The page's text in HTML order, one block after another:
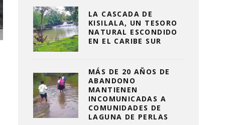
LA CASCADA DE
KISILALA, UN TESORO
NATURAL ESCONDIDO
EN EL CARIBE SUR
MÁS DE 20 AÑOS DE
ABANDONO
MANTIENEN
INCOMUNICADAS A
COMUNIDADES DE
LAGUNA DE PERLAS